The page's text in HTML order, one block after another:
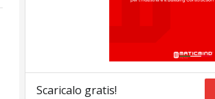
Scaricalo gratis!